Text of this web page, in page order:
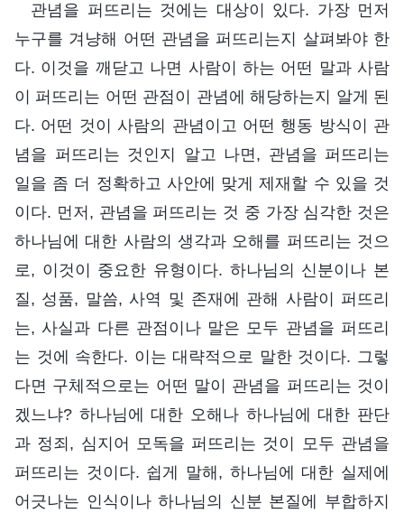
관념을 퍼뜨리는 것에는 대상이 있다. 가장 먼저
누구를 겨냥해 어떤 관념을 퍼뜨리는지 살펴봐야 한
다. 이것을 깨닫고 나면 사람이 하는 어떤 말과 사람
이 퍼뜨리는 어떤 관점이 관념에 해당하는지 알게 된
다. 어떤 것이 사람의 관념이고 어떤 행동 방식이 관
념을 퍼뜨리는 것인지 알고 나면, 관념을 퍼뜨리는
일을 좀 더 정확하고 사안에 맞게 제재할 수 있을 것
이다. 먼저, 관념을 퍼뜨리는 것 중 가장 심각한 것은
하나님에 대한 사람의 생각과 오해를 퍼뜨리는 것으
로, 이것이 중요한 유형이다. 하나님의 신분이나 본
질, 성품, 말씀, 사역 및 존재에 관해 사람이 퍼뜨리
는, 사실과 다른 관점이나 말은 모두 관념을 퍼뜨리
는 것에 속한다. 이는 대략적으로 말한 것이다. 그렇
다면 구체적으로는 어떤 말이 관념을 퍼뜨리는 것이
겠느냐? 하나님에 대한 오해나 하나님에 대한 판단
과 정죄, 심지어 모독을 퍼뜨리는 것이 모두 관념을
퍼뜨리는 것이다. 쉽게 말해, 하나님에 대한 실제에
어긋나는 인식이나 하나님의 신분 본질에 부합하지